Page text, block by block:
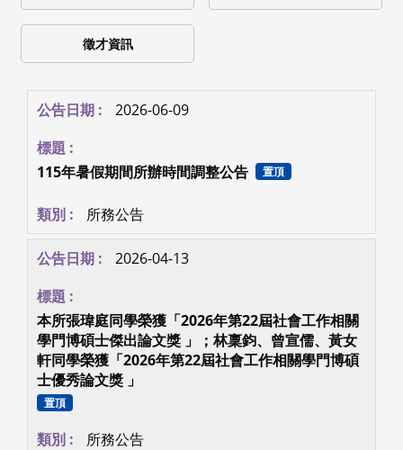
徵才資訊
2026-06-09
115年暑假期間所辦時間調整公告 置頂
所務公告
2026-04-13
本所張瑋庭同學榮獲「2026年第22屆社會工作相關
學門博碩士傑出論文獎 」；林稟鈞、曾宣儒、黃女
軒同學榮獲「2026年第22屆社會工作相關學門博碩
士優秀論文獎 」
置頂
所務公告